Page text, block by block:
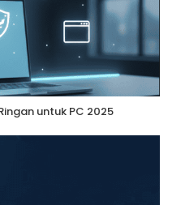
untuk PC 2025